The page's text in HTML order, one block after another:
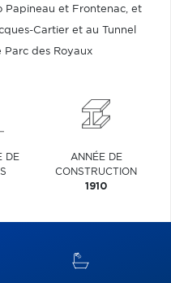
Papineau et Frontenac, et
Cartier et au Tunnel
Parc des Royaux
DE
ANNÉE DE
CONSTRUCTION
1910